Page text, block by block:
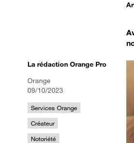
La rédaction Orange Pro
Orange
09/10/2023
Services Orange
Créateur
Notoriété